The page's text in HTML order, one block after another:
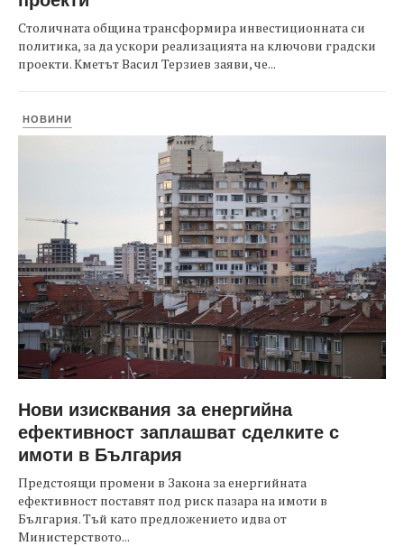
Столичната община трансформира инвестиционната си
политика, за да ускори реализацията на ключови градски
проекти. Кметът Васил Терзиев заяви, че...
НОВИНИ
Нови изисквания за енергийна
ефективност заплашват сделките с
имоти в България
Предстоящи промени в Закона за енергийната
ефективност поставят под риск пазара на имоти в
България. Тъй като предложението идва от
Министерството...